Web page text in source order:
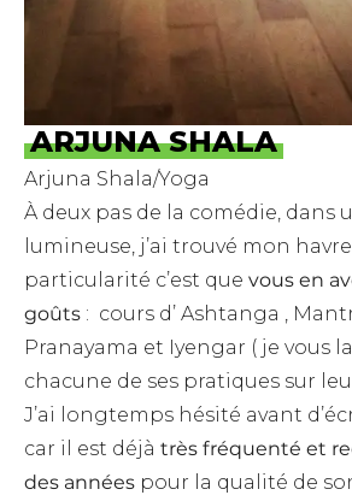
ARJUNA SHALA
Arjuna Shala/Yoga
À deux pas de la comédie, dans
lumineuse, j’ai trouvé mon
particularité c’est que vous en
goûts : cours d’ Ashtanga ,
Pranayama et Iyengar ( je vous
chacune de ses pratiques sur
J’ai longtemps hésité avant
car il est déjà très fréquenté et
des années pour la qualité de